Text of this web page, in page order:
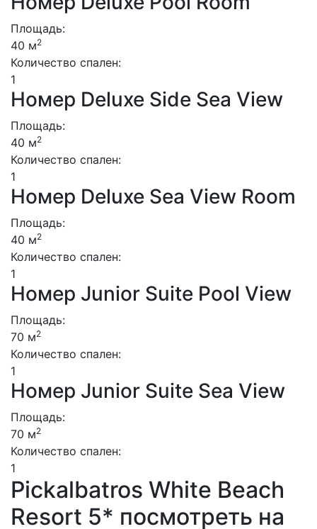
Площадь:
40 м2
Количество спален:
1
Номер Deluxe Side Sea View
Площадь:
40 м2
Количество спален:
1
Номер Deluxe Sea View Room
Площадь:
40 м2
Количество спален:
1
Номер Junior Suite Pool View
Площадь:
70 м2
Количество спален:
1
Номер Junior Suite Sea View
Площадь:
70 м2
Количество спален:
1
Pickalbatros White Beach
Resort 5* посмотреть на